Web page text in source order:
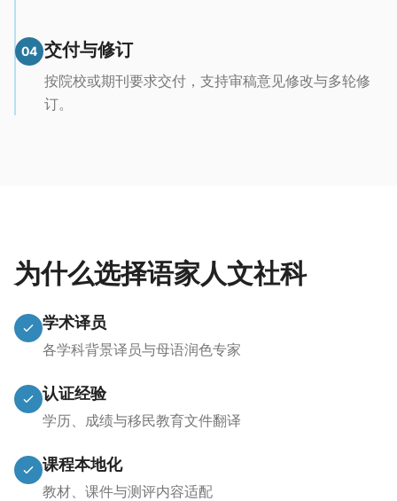
04 交付与修订
按院校或期刊要求交付，支持审稿意见修改与多轮修
订。
为什么选择语家人文社科
学术译员
各学科背景译员与母语润色专家
认证经验
学历、成绩与移民教育文件翻译
课程本地化
教材、课件与测评内容适配